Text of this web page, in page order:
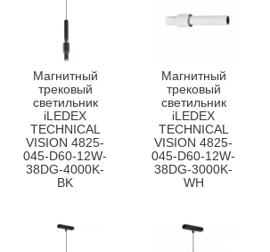
Магнитный
трековый
светильник
iLEDEX
TECHNICAL
VISION 4825-
045-D60-12W-
38DG-4000K-
BK
Магнитный
трековый
светильник
iLEDEX
TECHNICAL
VISION 4825-
045-D60-12W-
38DG-3000K-
WH